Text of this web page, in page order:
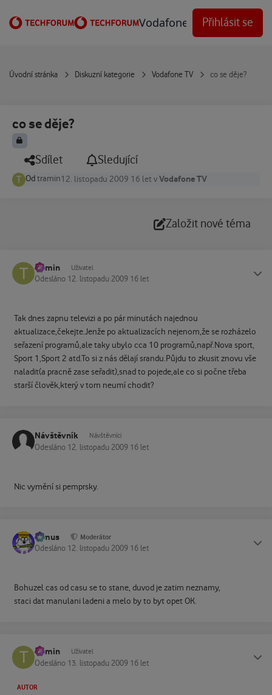
Vodafone Techforum
Přihlásit se
Úvodní stránka Diskuzní kategorie Vodafone TV co se děje?
co se děje?
Sdílet Sledující
Odtramin12. listopadu 2009 16 let vVodafone TV
Založit nové téma
tramin Uživatel
Odesláno 12. listopadu 2009 16 let
Tak dnes zapnu televizi a po pár minutách najednou
aktualizace,čekejte.Jenže po aktualizacích nejenom,že se rozházelo
seřazení programů,ale taky ubylo cca 10 programů,např.Nova sport,
Sport 1,Sport 2 atd.To si z nás dělají srandu.Půjdu to zkusit znovu vše
naladit(a pracně zase seřadit),snad to pojede,ale co si počne třeba
starší člověk,který v tom neumí chodit?
Návštěvník Návštěvníci
Odesláno 12. listopadu 2009 16 let
Nic vymění si pemprsky.
tomus Moderátor
Odesláno 12. listopadu 2009 16 let
Bohuzel cas od casu se to stane, duvod je zatim neznamy,
staci dat manulani ladeni a melo by to byt opet OK.
tramin Uživatel
Odesláno 13. listopadu 2009 16 let
AUTOR